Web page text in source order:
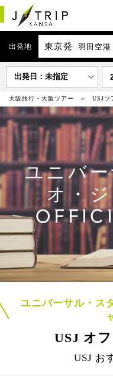
出発地 東京発 羽田空港
出発日：未指定
大阪旅行・大阪ツアー USJツ
ユニバ
オ・
ユニバーサル・ス
USJ オ
USJ お